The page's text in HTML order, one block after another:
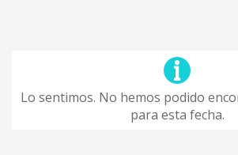
Lo sentimos. No hemos podido
para esta fecha.